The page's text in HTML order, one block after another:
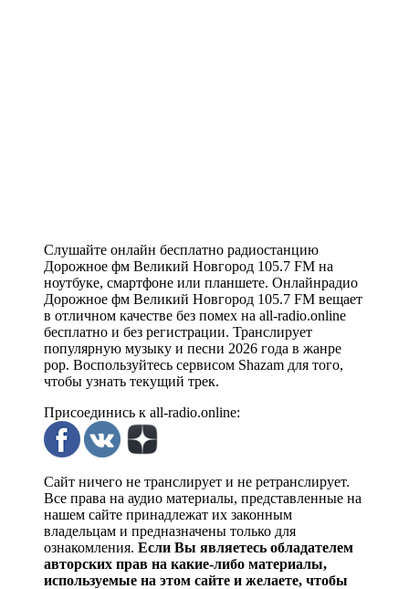
Слушайте онлайн бесплатно радиостанцию
Дорожное фм Великий Новгород 105.7 FM на
ноутбуке, смартфоне или планшете. Онлайнрадио
Дорожное фм Великий Новгород 105.7 FM вещает
в отличном качестве без помех на all-radio.online
бесплатно и без регистрации. Транслирует
популярную музыку и песни 2026 года в жанре
pop. Воспользуйтесь сервисом Shazam для того,
чтобы узнать текущий трек.
Присоединись к all-radio.online:
Сайт ничего не транслирует и не ретранслирует.
Все права на аудио материалы, представленные на
нашем сайте принадлежат их законным
владельцам и предназначены только для
ознакомления. Если Вы являетесь обладателем
авторских прав на какие-либо материалы,
используемые на этом сайте и желаете, чтобы